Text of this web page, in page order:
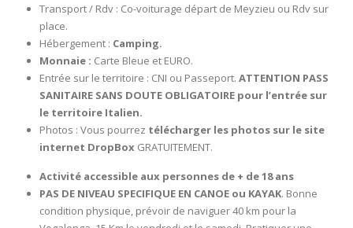
Transport / Rdv : Co-voiturage départ de Meyzieu ou Rdv sur
place.
Hébergement : Camping.
Monnaie : Carte Bleue et EURO.
Entrée sur le territoire : CNI ou Passeport. ATTENTION PASS
SANITAIRE SANS DOUTE OBLIGATOIRE pour l’entrée sur
le territoire Italien.
Photos : Vous pourrez télécharger les photos sur le site
internet DropBox GRATUITEMENT.
Activité accessible aux personnes de + de 18 ans
PAS DE NIVEAU SPECIFIQUE EN CANOE ou KAYAK. Bonne
condition physique, prévoir de naviguer 40 km pour la